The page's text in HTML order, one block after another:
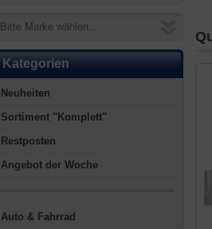
Bitte Marke wählen...
Kategorien
Neuheiten
Sortiment "Komplett"
Restposten
Angebot der Woche
Auto & Fahrrad